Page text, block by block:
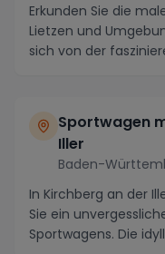
Erkunden Sie die
Lietzen und
sich von der
Sportwagen
Iller
Baden-
In Kirchberg an der
Sie ein
Sportwagens. Die